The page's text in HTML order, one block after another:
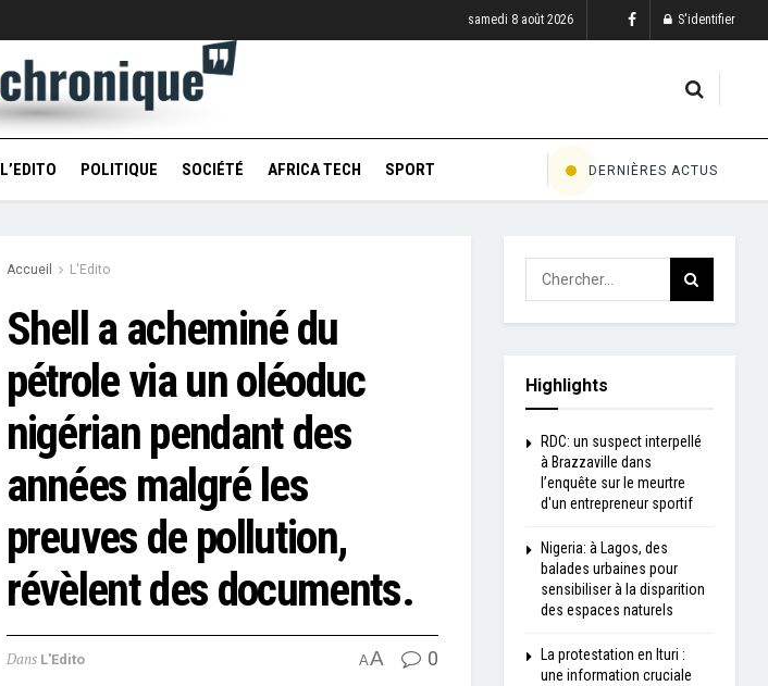
samedi 8 août 2026 S'identifier
L’EDITO POLITIQUE SOCIÉTÉ AFRICA TECH SPORT DERNIÈRES ACTUS
Accueil L'Edito
Shell a acheminé du
pétrole via un oléoduc
nigérian pendant des
années malgré les
preuves de pollution,
révèlent des documents.
Dans L'Edito AA 0
Highlights
RDC: un suspect interpellé
à Brazzaville dans
l’enquête sur le meurtre
d'un entrepreneur sportif
Nigeria: à Lagos, des
balades urbaines pour
sensibiliser à la disparition
des espaces naturels
La protestation en Ituri :
une information cruciale